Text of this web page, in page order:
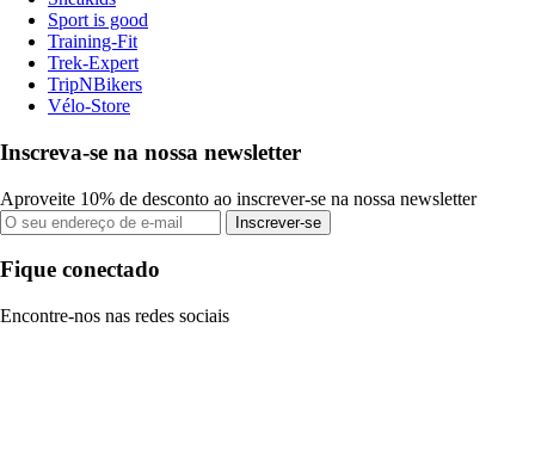
Sport is good
Training-Fit
Trek-Expert
TripNBikers
Vélo-Store
Inscreva-se na nossa newsletter
Aproveite 10% de desconto ao inscrever-se na nossa newsletter
Inscrever-se
Fique conectado
Encontre-nos nas redes sociais